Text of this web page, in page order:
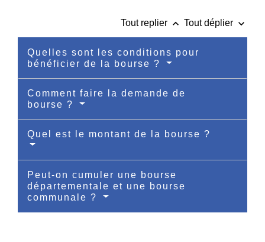
Tout replier keyboard_arrow_up Tout déplier keyboard_arrow_down
Quelles sont les conditions pour
bénéficier de la bourse ?
Comment faire la demande de
bourse ?
Quel est le montant de la bourse ?
Peut-on cumuler une bourse
départementale et une bourse
communale ?